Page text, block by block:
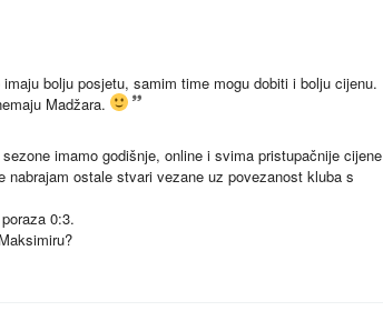
bolju posjetu, samim time mogu dobiti i bolju cijenu.
Madžara.
imamo godišnje, online i svima pristupačnije cijene
ostale stvari vezane uz povezanost kluba s
0:3.